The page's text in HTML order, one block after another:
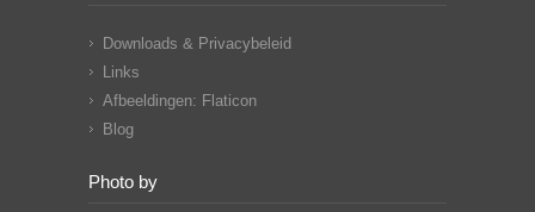
Downloads & Privacybeleid
Links
Afbeeldingen: Flaticon
Blog
Photo by